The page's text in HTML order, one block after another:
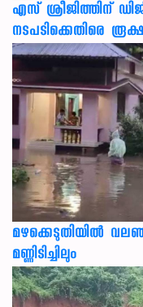
എസ് ശ്രീജിത്തിന്
നടപടിക്കെതിരെ
മഴക്കെടുതിയിൽ
മണ്ണിടിച്ചിലും